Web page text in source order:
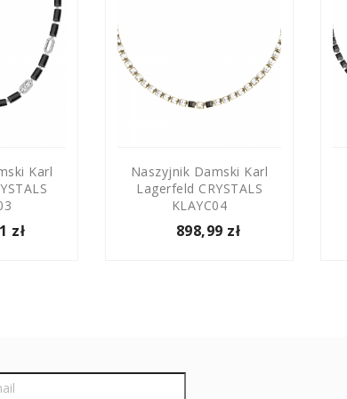
Karl
zł
Naszyjnik Damski Karl
Lagerfeld CRYSTALS
KLAYC04
898,99 zł